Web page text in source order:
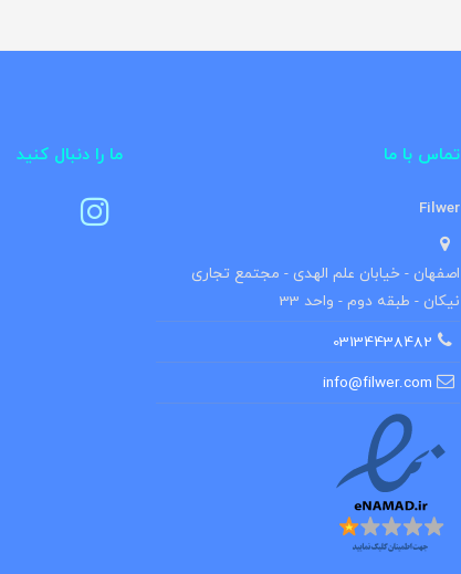
تماس با ما
Filwer
اصفهان - خیابان علم الهدی - مجتمع تجاری
نیکان - طبقه دوم - واحد 33
03134438482
info@filwer.com
ما را دنبال کنید